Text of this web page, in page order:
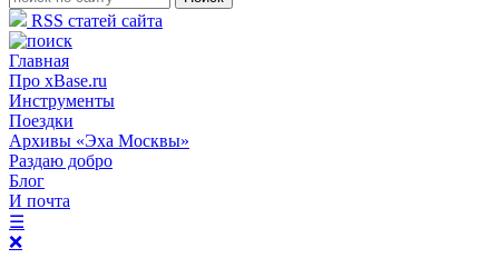
RSS статей сайта
Главная
Про xBase.ru
Инструменты
Поездки
Архивы «Эха Москвы»
Раздаю добро
Блог
И почта
☰
❌